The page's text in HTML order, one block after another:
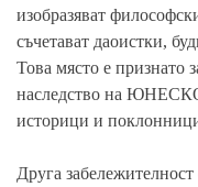
изобразяват
съчетават даоистки,
Това място е признато
наследство на
историци и
Друга